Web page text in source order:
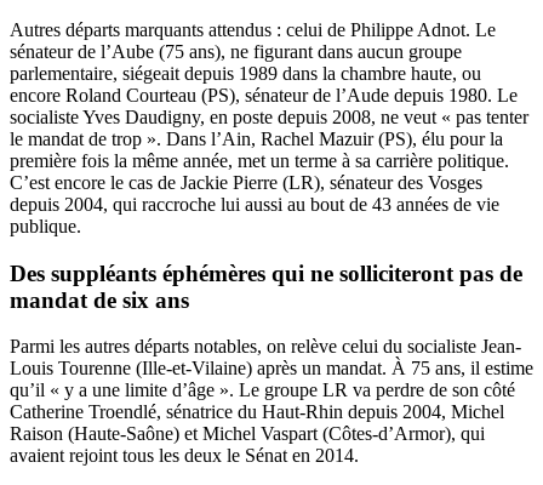
Autres départs marquants attendus : celui de Philippe Adnot. Le
sénateur de l’Aube (75 ans), ne figurant dans aucun groupe
parlementaire, siégeait depuis 1989 dans la chambre haute, ou
encore Roland Courteau (PS), sénateur de l’Aude depuis 1980. Le
socialiste Yves Daudigny, en poste depuis 2008, ne veut « pas tenter
le mandat de trop ». Dans l’Ain, Rachel Mazuir (PS), élu pour la
première fois la même année, met un terme à sa carrière politique.
C’est encore le cas de Jackie Pierre (LR), sénateur des Vosges
depuis 2004, qui raccroche lui aussi au bout de 43 années de vie
publique.
Des suppléants éphémères qui ne solliciteront pas de
mandat de six ans
Parmi les autres départs notables, on relève celui du socialiste Jean-
Louis Tourenne (Ille-et-Vilaine) après un mandat. À 75 ans, il estime
qu’il « y a une limite d’âge ». Le groupe LR va perdre de son côté
Catherine Troendlé, sénatrice du Haut-Rhin depuis 2004, Michel
Raison (Haute-Saône) et Michel Vaspart (Côtes-d’Armor), qui
avaient rejoint tous les deux le Sénat en 2014.